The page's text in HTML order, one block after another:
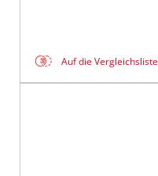
Auf die Vergleichsliste